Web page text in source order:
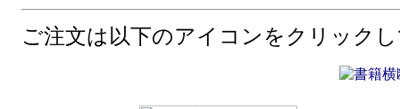
ご注文は以下のアイコンをクリック